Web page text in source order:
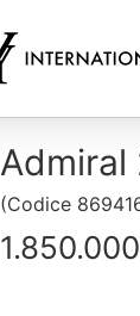
Admiral
(Codice